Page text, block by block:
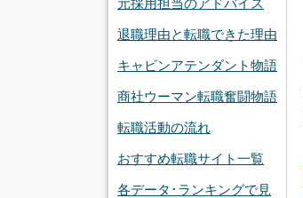
元採用担当のアドバイス
退職理由と転職できた理由
キャビンアテンダント物語
商社ウーマン転職奮闘物語
転職活動の流れ
おすすめ転職サイト一覧
各データ･ランキングで見